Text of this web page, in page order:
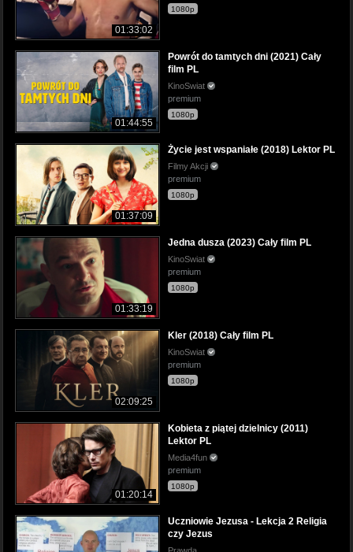
01:33:02
1080p
01:44:55
Powrót do tamtych dni (2021) Cały
film PL
KinoSwiat
premium
1080p
01:37:09
Życie jest wspaniałe (2018) Lektor PL
Filmy Akcji
premium
1080p
01:33:19
Jedna dusza (2023) Cały film PL
KinoSwiat
premium
1080p
02:09:25
Kler (2018) Cały film PL
KinoSwiat
premium
1080p
01:20:14
Kobieta z piątej dzielnicy (2011)
Lektor PL
Media4fun
premium
1080p
Uczniowie Jezusa - Lekcja 2 Religia
czy Jezus